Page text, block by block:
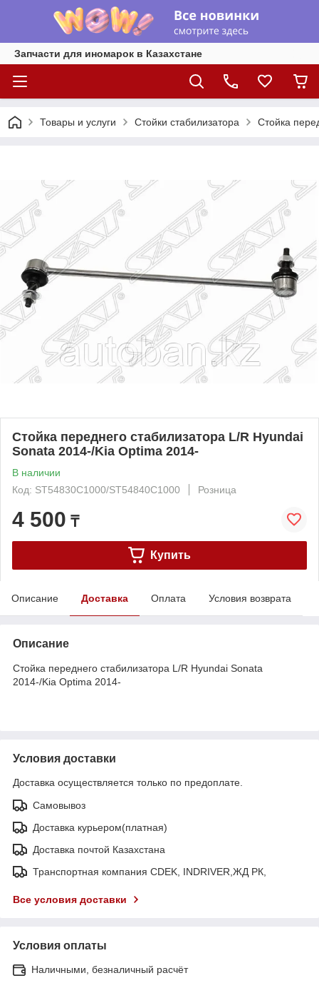
Запчасти для иномарок в Казахстане
Товары и услуги Стойки стабилизатора Стойка
Стойка переднего стабилизатора L/R Hyundai
Sonata 2014-/Kia Optima 2014-
В наличии
Код: ST54830C1000/ST54840C1000
Розница
4 500 ₸
Купить
Описание Доставка Оплата Условия возврата
Описание
Стойка переднего стабилизатора L/R Hyundai Sonata
2014-/Kia Optima 2014-
Условия доставки
Доставка осуществляется только по предоплате.
Самовывоз
Доставка курьером(платная)
Доставка почтой Казахстана
Транспортная компания CDEK, INDRIVER,ЖД РК,
Все условия доставки
Условия оплаты
Наличными, безналичный расчёт